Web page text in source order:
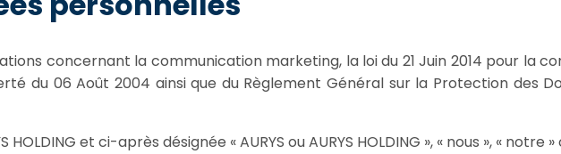
concernant la communication marketing, la loi du 21 Juin 2014 pour la
du 06 Août 2004 ainsi que du Règlement Général sur la Protection des
et ci-après désignée « AURYS ou AURYS HOLDING », « nous », « notre »